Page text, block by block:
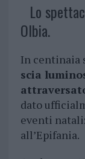
Lo
Olbia.
In centinaia
scia
dato
eventi
all’Epifania.